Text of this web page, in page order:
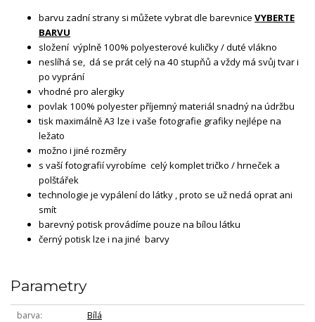
barvu zadní strany si můžete vybrat dle barevnice VYBERTE
BARVU
složení výplně 100% polyesterové kuličky / duté vlákno
neslíhá se, dá se prát celý na 40 stupňů a vždy má svůj tvar i
po vyprání
vhodné pro alergiky
povlak 100% polyester příjemný materiál snadný na údržbu
tisk maximálně A3 lze i vaše fotografie grafiky nejlépe na
ležato
možno i jiné rozměry
s vaší fotografií vyrobíme celý komplet tričko / hrneček a
polštářek
technologie je vypálení do látky , proto se už nedá oprat ani
smít
barevný potisk provádíme pouze na bílou látku
černý potisk lze i na jiné barvy
Parametry
barva
Bílá